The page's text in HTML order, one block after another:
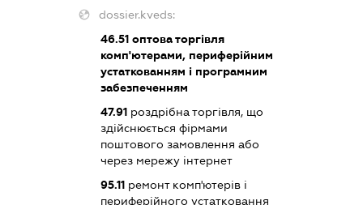
dossier.kveds:
46.51 оптова торгівля
комп'ютерами, периферійним
устаткованням і програмним
забезпеченням
47.91 роздрібна торгівля, що
здійснюється фірмами
поштового замовлення або
через мережу інтернет
95.11 ремонт комп'ютерів і
периферійного устатковання